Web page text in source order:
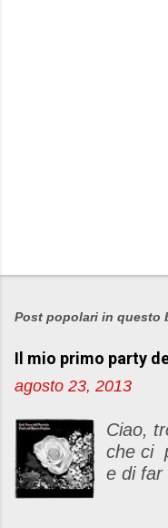
P
s
a
u
c
o
m
m
Post popolari in questo
Il mio primo party
agosto 23, 2013
Ciao,
che ci
e di far
un